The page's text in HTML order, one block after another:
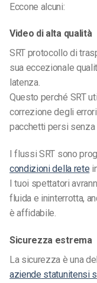
Eccone alcuni:
Video di alta qualità
SRT protocollo di
sua eccezionale
latenza.
Questo perché SRT
correzione degli
pacchetti persi
I flussi SRT sono
condizioni della rete
I tuoi spettatori
fluida e ininterrotta,
è affidabile.
Sicurezza estrema
La sicurezza è una
aziende statunitensi